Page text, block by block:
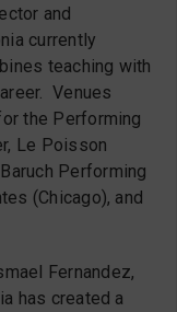
and
currently
teaching with
Venues
the Performing
Le Poisson
Performing
(Chicago), and
Fernandez,
has created a